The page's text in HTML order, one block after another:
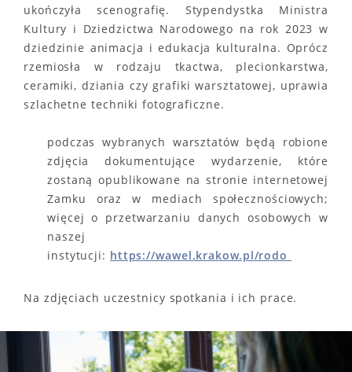
ukończyła scenografię. Stypendystka Ministra
Kultury i Dziedzictwa Narodowego na rok 2023 w
dziedzinie animacja i edukacja kulturalna. Oprócz
rzemiosła w rodzaju tkactwa, plecionkarstwa,
ceramiki, dziania czy grafiki warsztatowej, uprawia
szlachetne techniki fotograficzne.
podczas wybranych warsztatów będą robione
zdjęcia dokumentujące wydarzenie, które
zostaną opublikowane na stronie internetowej
Zamku oraz w mediach społecznościowych;
więcej o przetwarzaniu danych osobowych w
naszej
instytucji: https://wawel.krakow.pl/rodo
Na zdjęciach uczestnicy spotkania i ich prace.